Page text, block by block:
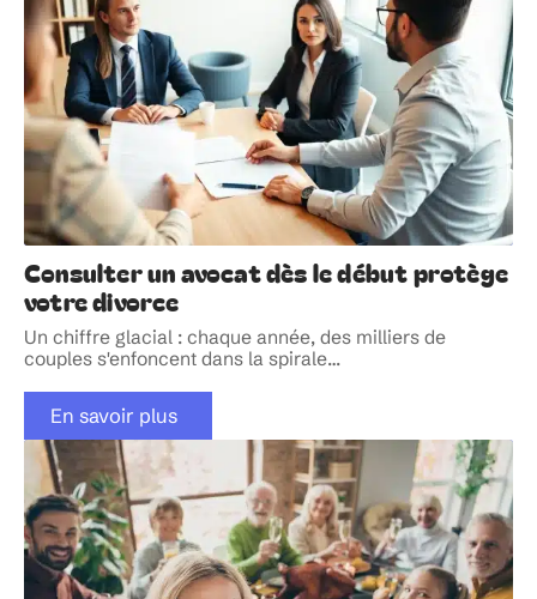
Consulter un avocat dès le début protège
votre divorce
Un chiffre glacial : chaque année, des milliers de
couples s'enfoncent dans la spirale…
En savoir plus